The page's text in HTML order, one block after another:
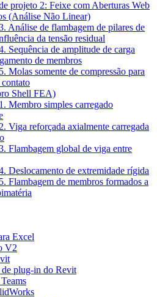
projeto 2: Feixe com Aberturas Web
(Análise Não Linear)
Análise de flambagem de pilares de
da tensão residual
Sequência de amplitude de carga
de membros
Molas somente de compressão para
contato
Shell FEA)
Membro simples carregado
Viga reforçada axialmente carregada
Flambagem global de viga entre
Deslocamento de extremidade rígida
Flambagem de membros formados a
Excel
V2
de plug-in do Revit